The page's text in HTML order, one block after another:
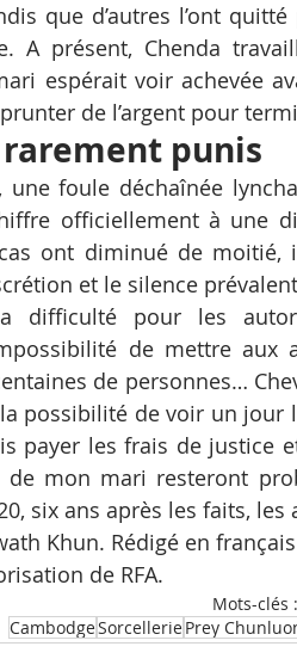
que d’autres l’ont
A présent, Chenda
espérait voir achevée
de l’argent pour
punis
une foule déchaînée
officiellement à une
ont diminué de moitié,
et le silence
difficulté pour les
de mettre
de personnes…
possibilité de voir un jour
payer les frais de justice
de mon mari resteront
six ans après les faits,
Khun. Rédigé en
de RFA.
Mots-clés :
CambodgeSorcelleriePrey